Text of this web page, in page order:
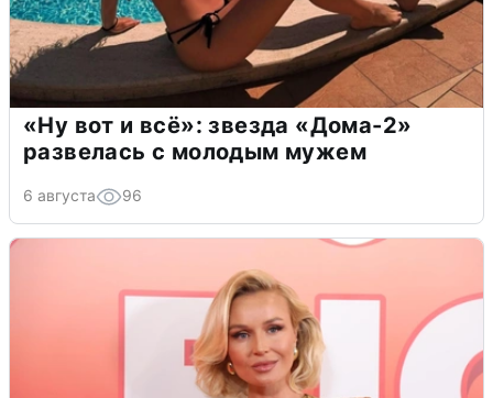
«Ну вот и всё»: звезда «Дома-2»
развелась с молодым мужем
6 августа 96